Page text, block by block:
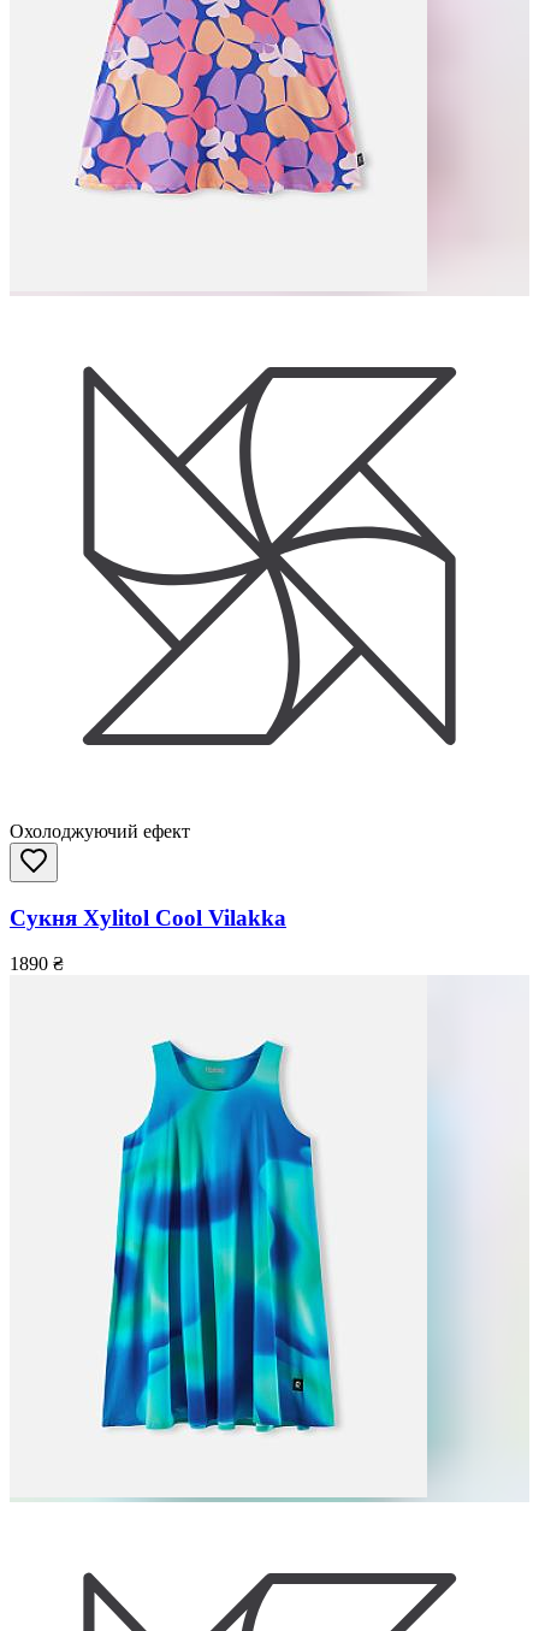
Охолоджуючий ефект
Сукня Xylitol Cool Vilakka
1890 ₴